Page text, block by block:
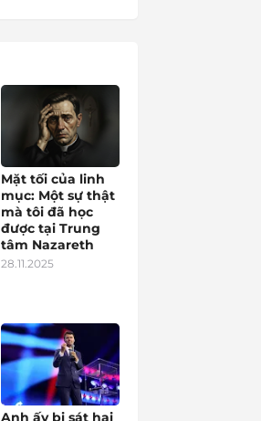
Mặt tối của linh
mục: Một sự thật
mà tôi đã học
được tại Trung
tâm Nazareth
28.11.2025
Anh ấy bị sát hại